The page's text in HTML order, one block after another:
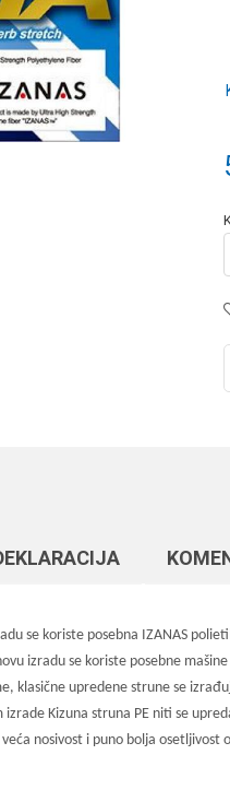
se koriste posebna IZANAS
izradu se koriste posebne
klasične upredene strune se
Kizuna struna PE niti se
nosivost i puno bolja